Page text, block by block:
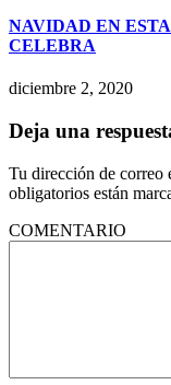
NAVIDAD EN
CELEBRA
diciembre 2, 2020
Deja una
Tu dirección de correo
obligatorios están
COMENTARIO